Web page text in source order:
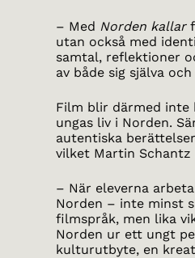
– Med Norden kallar
utan också med
samtal, reflektioner
av både sig själva
Film blir därmed
ungas liv i Norden.
autentiska
vilket Martin Schantz
– När eleverna
Norden – inte minst
filmspråk, men lika
Norden ur ett ungt
kulturutbyte, en